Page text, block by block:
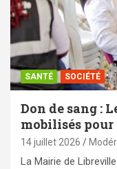
SANTÉ SOCIÉTÉ
Don de sang :
mobilisés pour
14 juillet 2026
La Mairie de